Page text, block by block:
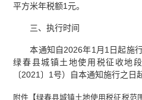
平方米年税额1元。
三、执行时间
本通知自2026年1月1日起施
绿春县城镇土地使用税征收地
〔2021〕1号）自本通知施行之日
附件【绿春县城镇土地使用税征税范